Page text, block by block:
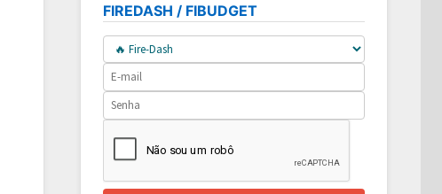
FIREDASH / FIBUDGET